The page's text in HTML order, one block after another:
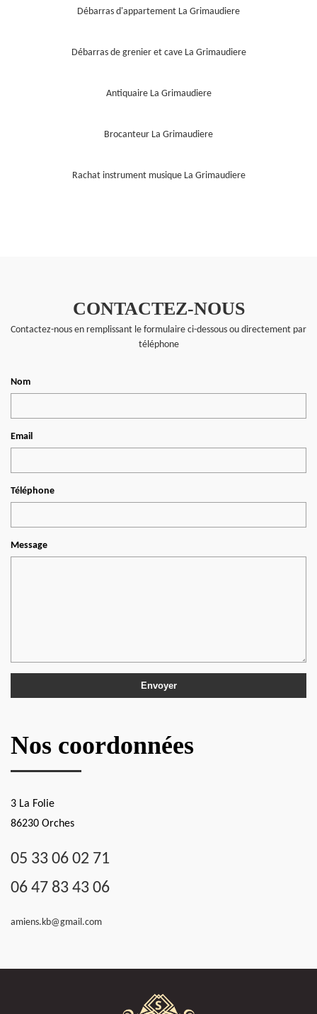
Débarras d'appartement La Grimaudiere
Débarras de grenier et cave La Grimaudiere
Antiquaire La Grimaudiere
Brocanteur La Grimaudiere
Rachat instrument musique La Grimaudiere
CONTACTEZ-NOUS
Contactez-nous en remplissant le formulaire ci-dessous ou directement par
téléphone
Nom
Email
Téléphone
Message
Nos coordonnées
3 La Folie
86230 Orches
05 33 06 02 71
06 47 83 43 06
amiens.kb@gmail.com